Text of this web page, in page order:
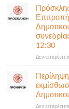
12:30
Δεν
Δεν